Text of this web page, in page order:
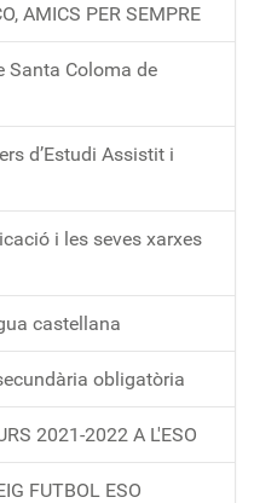
AMICS PER SEMPRE
Santa Coloma de
d’Estudi Assistit i
i les seves xarxes
castellana
obligatòria
2021-2022 A L'ESO
FUTBOL ESO